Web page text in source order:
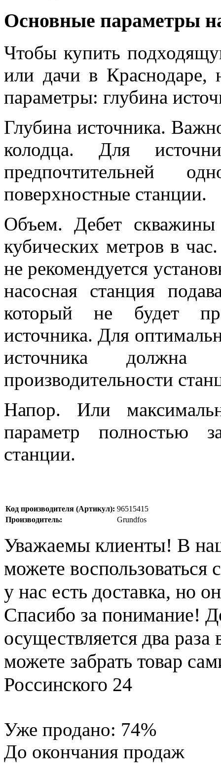
Основные параметры
Чтобы купить
или дачи в Краснодаре,
параметры: глубина
Глубина источника.
колодца. Для
предпочтительней
поверхностные станции.
Объем. Дебет
кубических метров в
не рекомендуется
насосная станция
который не будет
источника. Для
источника
производительности
Напор. Или
параметр полностью
станции.
Код производителя (Артикул): 96515415
Производитель:
Grundfos
Уважаемы клиенты! В
можете воспользоваться
у нас есть доставка, но
Спасибо за понимание!
осуществляется два
можете забрать товар
Россинского 24
Уже продано: 74%
До окончания продаж